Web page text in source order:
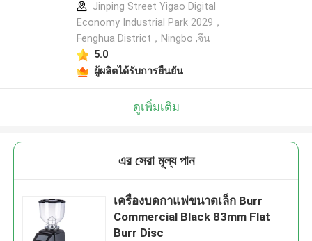
Jinping Street Yigao Digital
Economy Industrial Park 2029，
Fenghua District，Ningbo ,จีน
5.0
ผู้ผลิตได้รับการยืนยัน
ดูเพิ่มเติม
এর সেরা মূল্য পান
เครื่องบดกาแฟขนาดเล็ก Burr
Commercial Black 83mm Flat
Burr Disc